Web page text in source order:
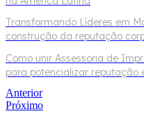
Transformando Líderes em
construção da reputação
Como unir Assessoria de
para potencializar reputação
Anterior
Próximo